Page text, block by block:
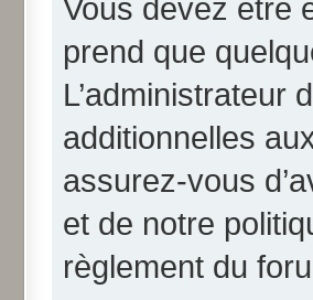
Vous devez être
prend que
L’administrateur
additionnelles
assurez-vous
et de notre
règlement du